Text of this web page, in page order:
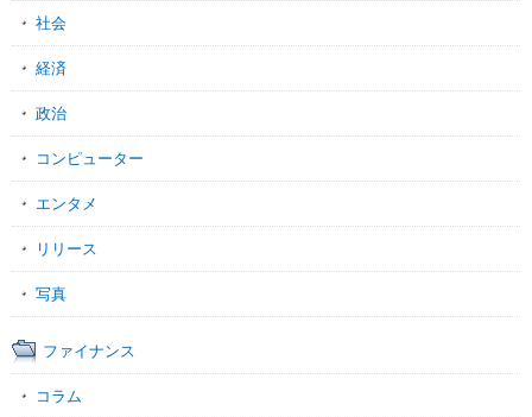
社会
経済
政治
コンピューター
エンタメ
リリース
写真
ファイナンス
コラム